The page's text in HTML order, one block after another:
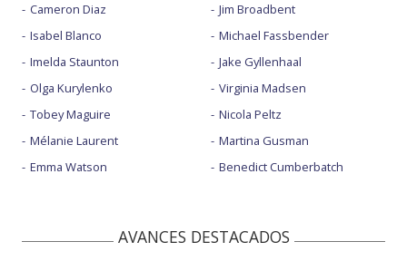
Cameron Diaz
Isabel Blanco
Imelda Staunton
Olga Kurylenko
Tobey Maguire
Mélanie Laurent
Emma Watson
Jim Broadbent
Michael Fassbender
Jake Gyllenhaal
Virginia Madsen
Nicola Peltz
Martina Gusman
Benedict Cumberbatch
AVANCES DESTACADOS